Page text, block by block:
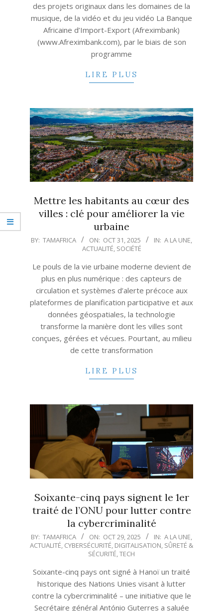
des projets originaux dans les domaines de la
musique, de la vidéo et du jeu vidéo La Banque
Africaine d’Import-Export (Afreximbank)
(www.Afreximbank.com), par le biais de son
programme
LIRE PLUS
Mettre les habitants au cœur des
villes : clé pour améliorer la vie
urbaine
2025-
31
BY: TAMAFRICA ON: OCT 31, 2025 IN: A LA UNE,
ACTUALITÉ, SOCIÉTÉ
Le pouls de la vie urbaine moderne devient de
plus en plus numérique : des capteurs de
circulation et systèmes d’alerte précoce aux
plateformes de planification participative et aux
données géospatiales, la technologie
transforme la manière dont les villes sont
conçues, gérées et vécues. Pourtant, au milieu
de cette transformation
LIRE PLUS
Soixante-cinq pays signent le 1er
traité de l’ONU pour lutter contre
la cybercriminalité
2025-
10-
BY: TAMAFRICA ON: OCT 29, 2025 IN: A LA UNE,
ACTUALITÉ, CYBERSÉCURITÉ, DIGITALISATION, SÛRETÉ &
SÉCURITÉ,TECH
Soixante-cinq pays ont signé à Hanoï un traité
historique des Nations Unies visant à lutter
contre la cybercriminalité – une initiative que le
Secrétaire général António Guterres a saluée